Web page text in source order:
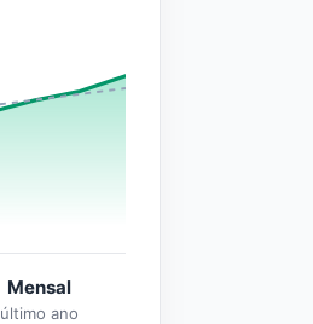
Mensal
último ano